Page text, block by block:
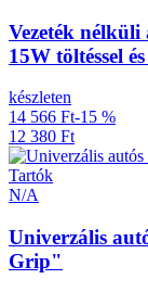
Vezeték
15W töltéssel
készleten
14 566 Ft-15 %
12 380 Ft
Tartók
N/A
Univerzális
Grip"